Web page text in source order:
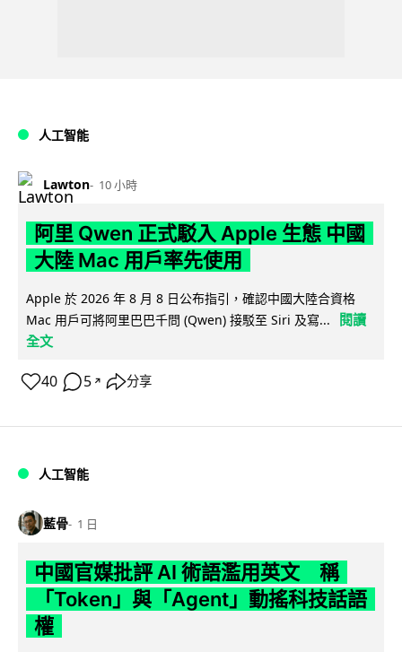
人工智能
Lawton 10 小時
阿里 Qwen 正式駁入 Apple 生態 中國
大陸 Mac 用戶率先使用
Apple 於 2026 年 8 月 8 日公布指引，確認中國大陸合資格
Mac 用戶可將阿里巴巴千問 (Qwen) 接駁至 Siri 及寫...
閱讀
全文
40 5 ↗ 分享
人工智能
藍骨 1 日
中國官媒批評 AI 術語濫用英文 稱
「Token」與「Agent」動搖科技話語
權